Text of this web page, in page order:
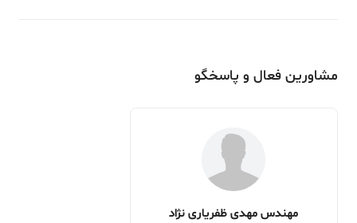
مشاورین فعال و پاسخگو
مهندس مهدی ظفریاری نژاد